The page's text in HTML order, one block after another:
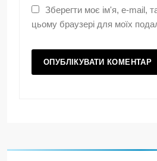
Зберегти моє ім'я, e-mail,
цьому браузері для моїх